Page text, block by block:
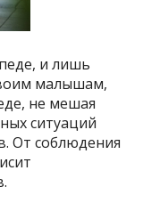
и лишь
малышам,
не мешая
ситуаций
От соблюдения